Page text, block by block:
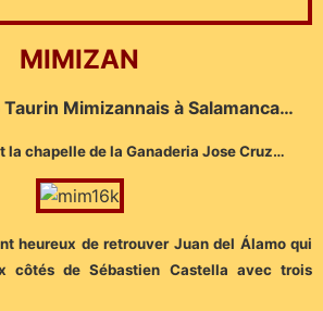
MIMIZAN
Mimizannais à Salamanca…
la chapelle de la Ganaderia Jose Cruz…
heureux de retrouver Juan del Álamo qui
côtés de Sébastien Castella avec trois